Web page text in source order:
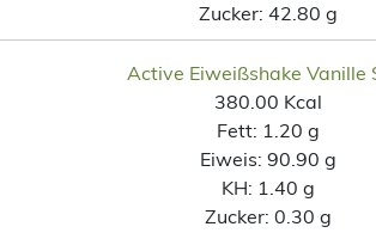
Zucker: 42.80 g
Active Eiweißshake Vanille
380.00 Kcal
Fett: 1.20 g
Eiweis: 90.90 g
KH: 1.40 g
Zucker: 0.30 g